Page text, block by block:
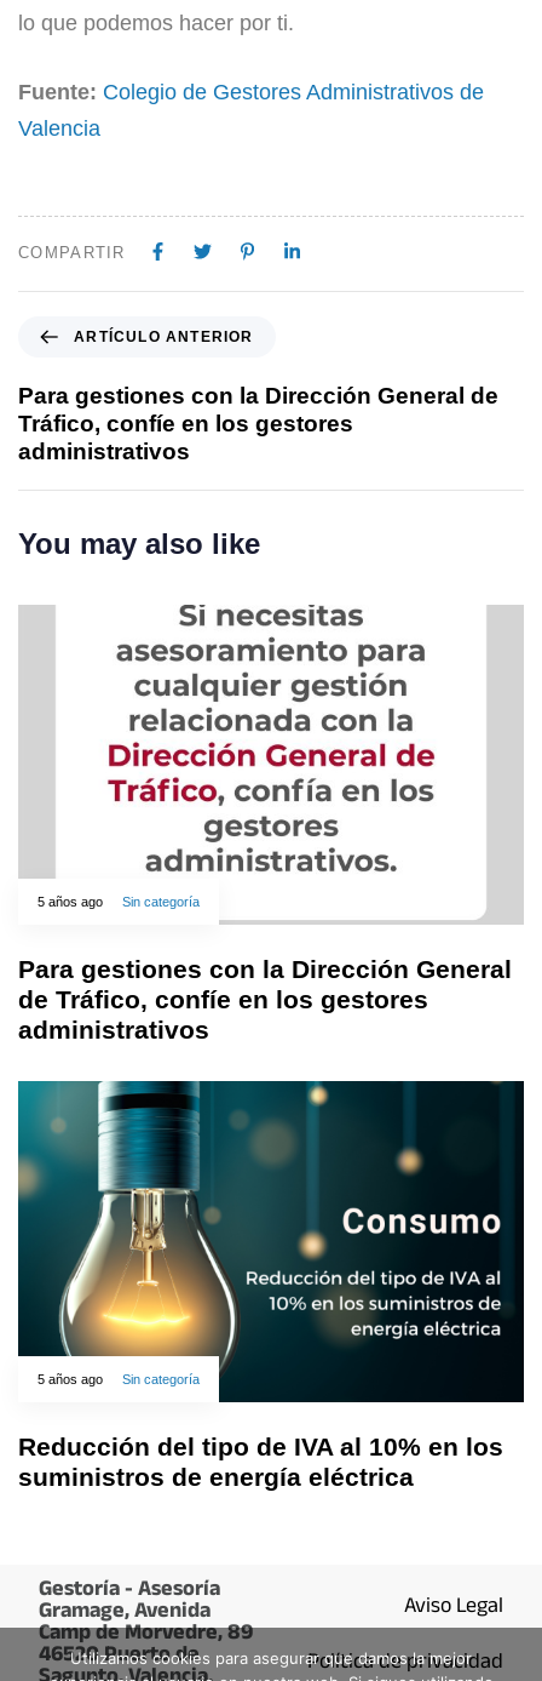
lo que podemos hacer por ti.
Fuente: Colegio de Gestores Administrativos de
Valencia
COMPARTIR
ARTÍCULO ANTERIOR
Para gestiones con la Dirección General de
Tráfico, confíe en los gestores
administrativos
You may also like
5 años ago Sin categoría
Para gestiones con la Dirección General
de Tráfico, confíe en los gestores
administrativos
5 años ago Sin categoría
Reducción del tipo de IVA al 10% en los
suministros de energía eléctrica
Gestoría - Asesoría
Gramage, Avenida
Camp de Morvedre, 89
46520 Puerto de
Sagunto, Valencia.
Aviso Legal
Política de privacidad
Utilizamos cookies para asegurar que damos la mejor